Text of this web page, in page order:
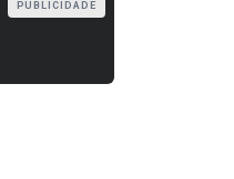
PUBLICIDADE